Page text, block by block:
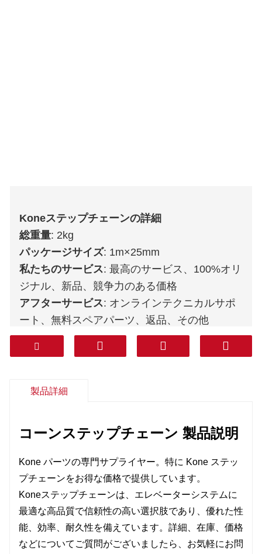
Koneステップチェーンの詳細
総重量: 2kg
パッケージサイズ: 1m×25mm
私たちのサービス: 最高のサービス、100%オリ
ジナル、新品、競争力のある価格
アフターサービス: オンラインテクニカルサポ
ート、無料スペアパーツ、返品、その他
保証: 1年
宅配便: DHL FEDEX TNT UPS AREMEX
込）: 韓国、南アジア、中東 (KSA、UAE、カタ
製品詳細
コーンステップチェーン 製品説明
Kone パーツの専門サプライヤー。特に Kone ステッ
プチェーンをお得な価格で提供しています。
Koneステップチェーンは、エレベーターシステムに
最適な高品質で信頼性の高い選択肢であり、優れた性
能、効率、耐久性を備えています。詳細、在庫、価格
などについてご質問がございましたら、お気軽にお問